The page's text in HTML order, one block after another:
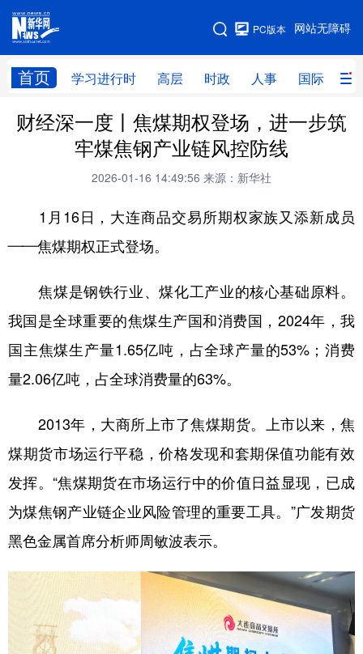
网站无障碍
PC版本
首页 学习进行时 高层 时政 人事 国际 财
网站地图
学习进行时 高层 时政 人事
财经 网评
科技 科创 量子 体育
文化 书画
访谈 视频 图片 政务
法律 中央文件 金融 汽车
食品 人居 信息化 数字经济
城市 旅游 能源 会展
彩票 娱乐 时尚 悦读
北京 天津 河北
财经深一度丨焦煤期权登场，进一步筑
牢煤焦钢产业链风控防线
2026-01-16 14:49:56 来源：新华社
1月16日，大连商品交易所期权家族又添新成员
——焦煤期权正式登场。
焦煤是钢铁行业、煤化工产业的核心基础原料。
我国是全球重要的焦煤生产国和消费国，2024年，我
国主焦煤生产量1.65亿吨，占全球产量的53%；消费
量2.06亿吨，占全球消费量的63%。
2013年，大商所上市了焦煤期货。上市以来，焦
煤期货市场运行平稳，价格发现和套期保值功能有效
发挥。“焦煤期货在市场运行中的价值日益显现，已成
为煤焦钢产业链企业风险管理的重要工具。”广发期货
黑色金属首席分析师周敏波表示。